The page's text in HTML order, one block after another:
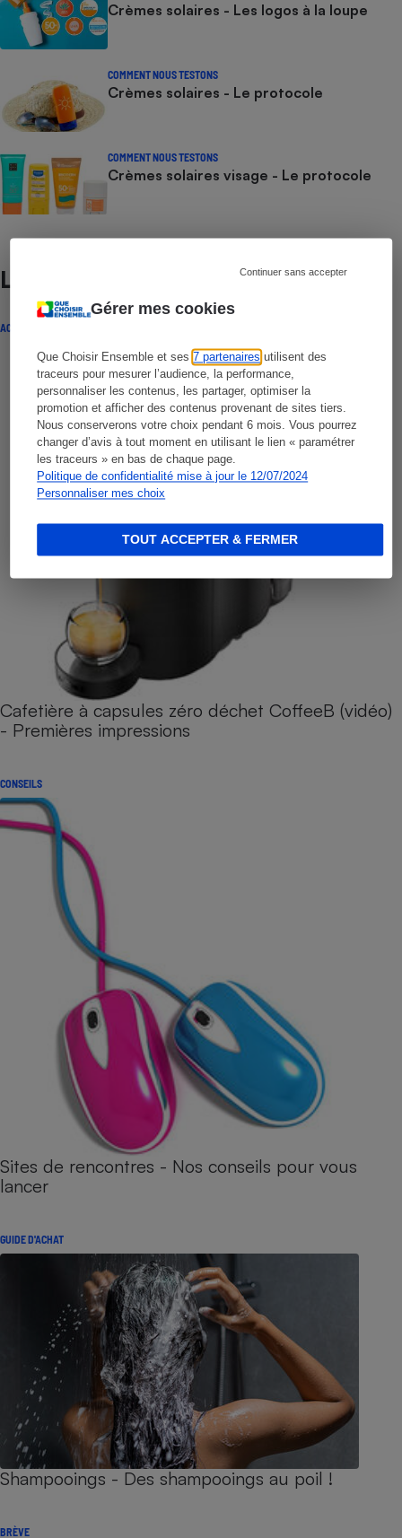
Gérer mes cookies
Que Choisir Ensemble et ses7 partenaires utilisent des
traceurs pour mesurer l’audience, la performance,
personnaliser les contenus, les partager, optimiser la
promotion et afficher des contenus provenant de sites tiers.
Nous conserverons votre choix pendant 6 mois. Vous pourrez
changer d’avis à tout moment en utilisant le lien « paramétrer
les traceurs » en bas de chaque page.
Politique de confidentialité mise à jour le 12/07/2024
Personnaliser mes choix
Continuer sans accepter
TOUT ACCEPTER & FERMER
Crèmes solaires - Les logos à la loupe
COMMENT NOUS TESTONS
Crèmes solaires - Le protocole
COMMENT NOUS TESTONS
Crèmes solaires visage - Le protocole
Lire aussi
ACTUALITÉ
Cafetière à capsules zéro déchet CoffeeB (vidéo)
- Premières impressions
CONSEILS
Sites de rencontres - Nos conseils pour vous
lancer
GUIDE D'ACHAT
Shampooings - Des shampooings au poil !
BRÈVE